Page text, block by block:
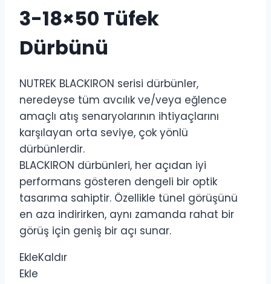
3-18×50 Tüfek
Dürbünü
NUTREK BLACKIRON serisi dürbünler,
neredeyse tüm avcılık ve/veya eğlence
amaçlı atış senaryolarının ihtiyaçlarını
karşılayan orta seviye, çok yönlü
dürbünlerdir.
BLACKIRON dürbünleri, her açıdan iyi
performans gösteren dengeli bir optik
tasarıma sahiptir. Özellikle tünel görüşünü
en aza indirirken, aynı zamanda rahat bir
görüş için geniş bir açı sunar.
EkleKaldır
Ekle